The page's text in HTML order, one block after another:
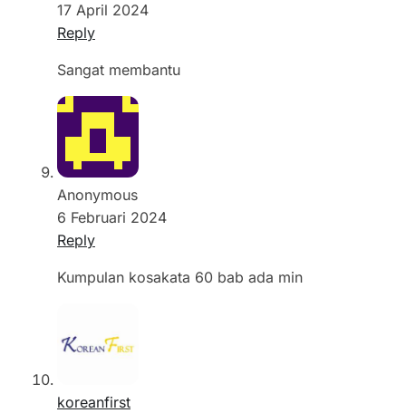
17 April 2024
Reply
Sangat membantu
Anonymous
6 Februari 2024
Reply
Kumpulan kosakata 60 bab ada min
koreanfirst